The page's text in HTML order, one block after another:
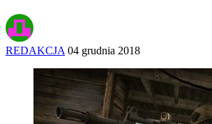
REDAKCJA 04 grudnia 2018